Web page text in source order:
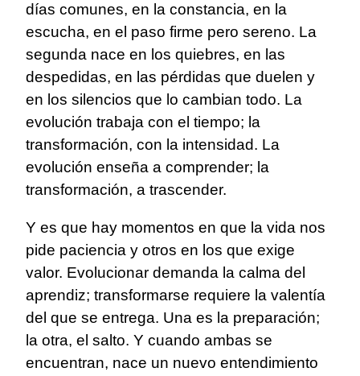
días comunes, en la constancia, en la
escucha, en el paso firme pero sereno. La
segunda nace en los quiebres, en las
despedidas, en las pérdidas que duelen y
en los silencios que lo cambian todo. La
evolución trabaja con el tiempo; la
transformación, con la intensidad. La
evolución enseña a comprender; la
transformación, a trascender.
Y es que hay momentos en que la vida nos
pide paciencia y otros en los que exige
valor. Evolucionar demanda la calma del
aprendiz; transformarse requiere la valentía
del que se entrega. Una es la preparación;
la otra, el salto. Y cuando ambas se
encuentran, nace un nuevo entendimiento